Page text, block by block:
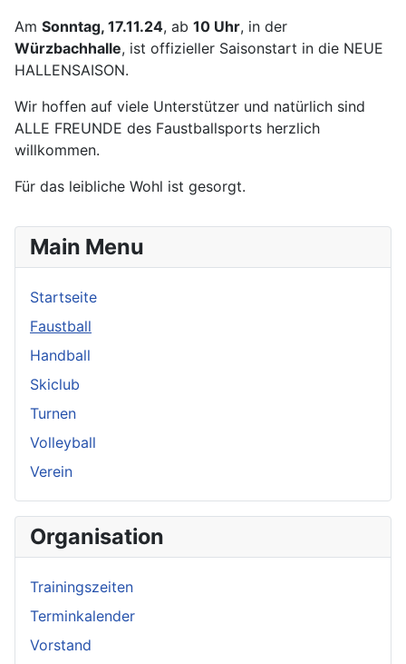
Am Sonntag, 17.11.24, ab 10 Uhr, in der
Würzbachhalle, ist offizieller Saisonstart in die NEUE
HALLENSAISON.
Wir hoffen auf viele Unterstützer und natürlich sind
ALLE FREUNDE des Faustballsports herzlich
willkommen.
Für das leibliche Wohl ist gesorgt.
Main Menu
Startseite
Faustball
Handball
Skiclub
Turnen
Volleyball
Verein
Organisation
Trainingszeiten
Terminkalender
Vorstand